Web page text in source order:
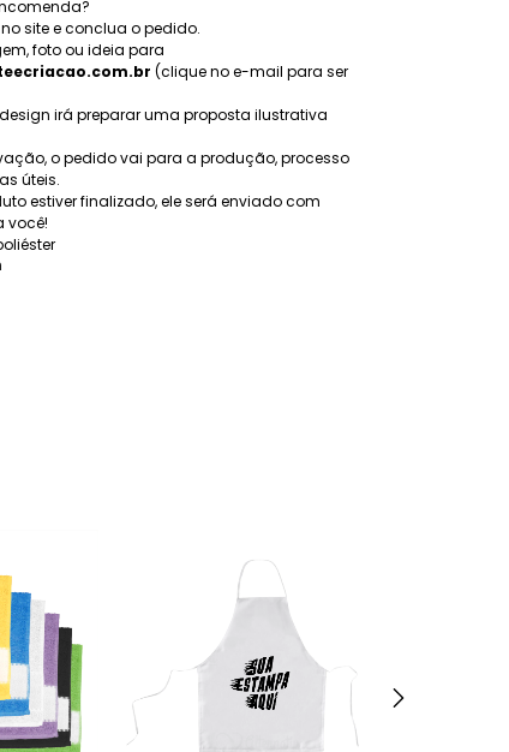
site e conclua o pedido.
foto ou ideia para
(clique no e-mail para ser
irá preparar uma proposta ilustrativa
o pedido vai para a produção, processo
úteis.
estiver finalizado, ele será enviado com
você!